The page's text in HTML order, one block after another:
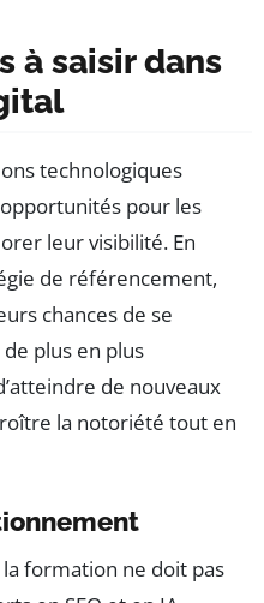
à saisir dans
technologiques
pour les
leur visibilité. En
de référencement,
chances de se
plus en plus
de nouveaux
la notoriété tout en
formation ne doit pas